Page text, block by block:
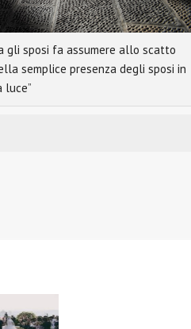
gli sposi fa assumere allo scatto
semplice presenza degli sposi in
luce”